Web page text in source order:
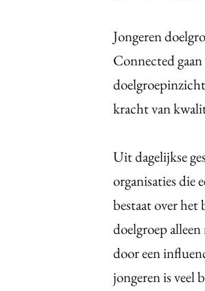
Jongeren
Connected
kracht van
Uit dagelijkse
organisaties die
bestaat over het
doelgroep
door een
jongeren is veel